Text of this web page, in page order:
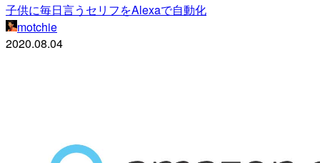
子供に毎日言うセリフをAlexaで自動化
motchie
2020.08.04